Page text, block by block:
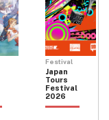
Festival
Japan
Tours
Festival
2026